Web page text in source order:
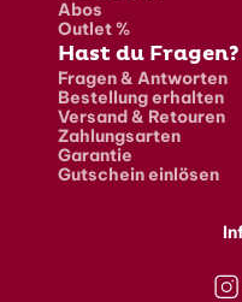
Abos
Outlet %
Hast du Fragen?
Fragen & Antworten
Bestellung erhalten
Versand & Retouren
Zahlungsarten
Garantie
Gutschein einlösen